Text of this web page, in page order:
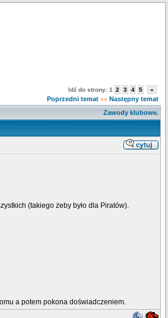
Idź do strony: 1 2 3 4 5 »
Poprzedni temat «» Następny temat
Zawody klubowe.
(takiego żeby było dla Piratów).
a potem pokona doświadczeniem.